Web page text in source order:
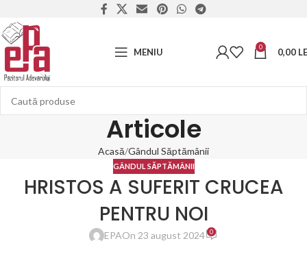
MENIU 0 0,00
Articole
Acasă Gândul Săptămânii
GÂNDUL SĂPTĂMÂNII
HRISTOS A SUFERIT CRUCEA
PENTRU NOI
EPAOn 23 august 2024 0